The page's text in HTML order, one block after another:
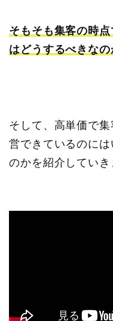
そもそも集客の時
はどうするべきなの
そして、高単価で
営できているのに
のかを紹介していき